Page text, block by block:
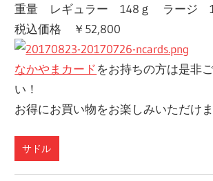
重量 レギュラー 148ｇ ラージ
税込価格 ￥52,800
なかやまカードをお持ちの方は是非
い！
お得にお買い物をお楽しみいただけま
サドル